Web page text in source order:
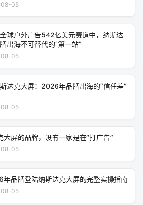
08-05
球户外广告542亿美元赛道中，纳斯达
出海不可替代的“第一站”
08-05
达克大屏：2026年品牌出海的“信任差”
08-05
屏的品牌，没有一家是在“打广告”
08-05
年品牌登陆纳斯达克大屏的完整实操指南
08-05